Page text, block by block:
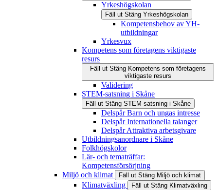
Yrkeshögskolan
Fäll ut Stäng Yrkeshögskolan
Kompetensbehov av YH-
utbildningar
Yrkesvux
Kompetens som företagens viktigaste
resurs
Fäll ut Stäng Kompetens som företagens
viktigaste resurs
Validering
STEM-satsning i Skåne
Fäll ut Stäng STEM-satsning i Skåne
Delspår Barn och ungas intresse
Delspår Internationella talanger
Delspår Attraktiva arbetsgivare
Utbildningsanordnare i Skåne
Folkhögskolor
Lär- och tematräffar:
Kompetensförsörjning
Miljö och klimat
Fäll ut Stäng Miljö och klimat
Klimatväxling Fäll ut Stäng Klimatväxling